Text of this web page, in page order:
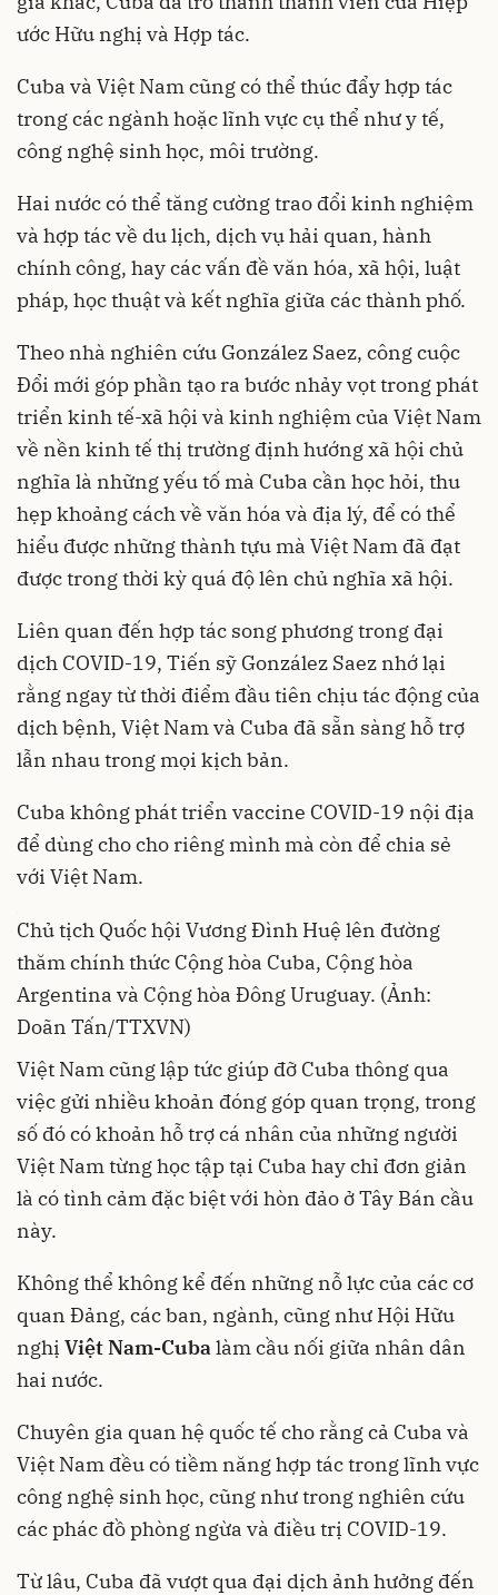
ước Hữu nghị và Hợp tác.
Cuba và Việt Nam cũng có thể thúc đẩy hợp tác
trong các ngành hoặc lĩnh vực cụ thể như y tế,
công nghệ sinh học, môi trường.
Hai nước có thể tăng cường trao đổi kinh nghiệm
và hợp tác về du lịch, dịch vụ hải quan, hành
chính công, hay các vấn đề văn hóa, xã hội, luật
pháp, học thuật và kết nghĩa giữa các thành phố.
Theo nhà nghiên cứu González Saez, công cuộc
Đổi mới góp phần tạo ra bước nhảy vọt trong phát
triển kinh tế-xã hội và kinh nghiệm của Việt Nam
về nền kinh tế thị trường định hướng xã hội chủ
nghĩa là những yếu tố mà Cuba cần học hỏi, thu
hẹp khoảng cách về văn hóa và địa lý, để có thể
hiểu được những thành tựu mà Việt Nam đã đạt
được trong thời kỳ quá độ lên chủ nghĩa xã hội.
Liên quan đến hợp tác song phương trong đại
dịch COVID-19, Tiến sỹ González Saez nhớ lại
rằng ngay từ thời điểm đầu tiên chịu tác động của
dịch bệnh, Việt Nam và Cuba đã sẵn sàng hỗ trợ
lẫn nhau trong mọi kịch bản.
Cuba không phát triển vaccine COVID-19 nội địa
để dùng cho cho riêng mình mà còn để chia sẻ
với Việt Nam.
Chủ tịch Quốc hội Vương Đình Huệ lên đường
thăm chính thức Cộng hòa Cuba, Cộng hòa
Argentina và Cộng hòa Đông Uruguay. (Ảnh:
Doãn Tấn/TTXVN)
Việt Nam cũng lập tức giúp đỡ Cuba thông qua
việc gửi nhiều khoản đóng góp quan trọng, trong
số đó có khoản hỗ trợ cá nhân của những người
Việt Nam từng học tập tại Cuba hay chỉ đơn giản
là có tình cảm đặc biệt với hòn đảo ở Tây Bán cầu
này.
Không thể không kể đến những nỗ lực của các cơ
quan Đảng, các ban, ngành, cũng như Hội Hữu
nghị Việt Nam-Cubalàm cầu nối giữa nhân dân
hai nước.
Chuyên gia quan hệ quốc tế cho rằng cả Cuba và
Việt Nam đều có tiềm năng hợp tác trong lĩnh vực
công nghệ sinh học, cũng như trong nghiên cứu
các phác đồ phòng ngừa và điều trị COVID-19.
Từ lâu, Cuba đã vượt qua đại dịch ảnh hưởng đến